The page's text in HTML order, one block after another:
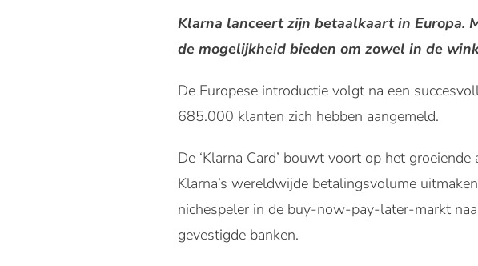
Klarna lanceert zijn betaalkaart in Europa.
de mogelijkheid bieden om zowel in de
De Europese introductie volgt na een
685.000 klanten zich hebben aangemeld.
De ‘Klarna Card’ bouwt voort op het
Klarna’s wereldwijde betalingsvolume
nichespeler in de buy-now-pay-later-markt
gevestigde banken.